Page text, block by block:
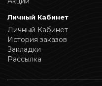
Личный Кабинет
Личный Кабинет
История заказов
Закладки
Рассылка